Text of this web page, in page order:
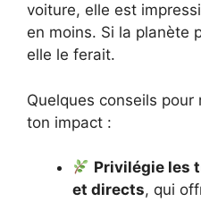
voiture, elle est
en moins. Si la planète
elle le ferait.
Quelques conseils pour
ton impact :
Privilégie les
et directs, qui